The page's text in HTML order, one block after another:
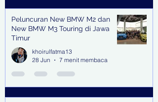
Peluncuran New BMW M2 dan
New BMW M3 Touring di Jawa
Timur
khoirulfatma13
28 Jun
7 menit membaca